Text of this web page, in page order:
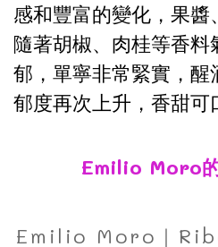
感和豐富的變化，果
隨著胡椒、肉桂等香
郁，單寧非常緊實，
郁度再次上升，香甜可
Emilio Moro
Emilio Moro｜